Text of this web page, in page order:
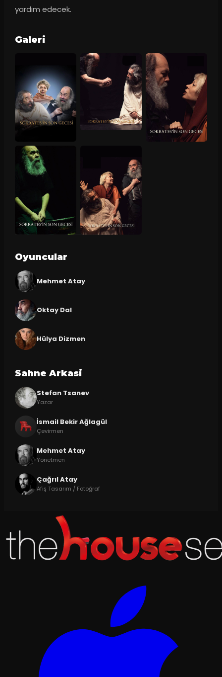
yardım edecek.
Galeri
Oyuncular
Mehmet Atay
Oktay Dal
Hülya Dizmen
Sahne Arkasi
Stefan Tsanev
Yazar
İsmail Bekir Ağlagül
Çevirmen
Mehmet Atay
Yönetmen
Çağrıl Atay
Afiş Tasarım / Fotoğraf